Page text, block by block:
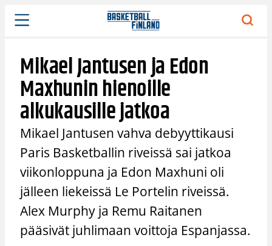
Siirry
sisältöön
Mikael Jantusen ja Edon
Maxhunin hienoille
alkukausille jatkoa
Mikael Jantusen vahva debyyttikausi
Paris Basketballin riveissä sai jatkoa
viikonloppuna ja Edon Maxhuni oli
jälleen liekeissä Le Portelin riveissä.
Alex Murphy ja Remu Raitanen
pääsivät juhlimaan voittoja Espanjassa.